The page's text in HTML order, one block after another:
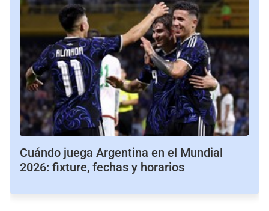
Cuándo juega Argentina en el Mundial
2026: fixture, fechas y horarios